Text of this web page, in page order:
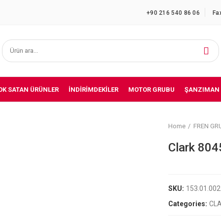
+90 216 540 86 06
SATAN ÜRÜNLER İNDIRIMDEKILER MOTOR GRUBU ŞANZIMAN
Home FREN
Clark
SKU:
Categories: